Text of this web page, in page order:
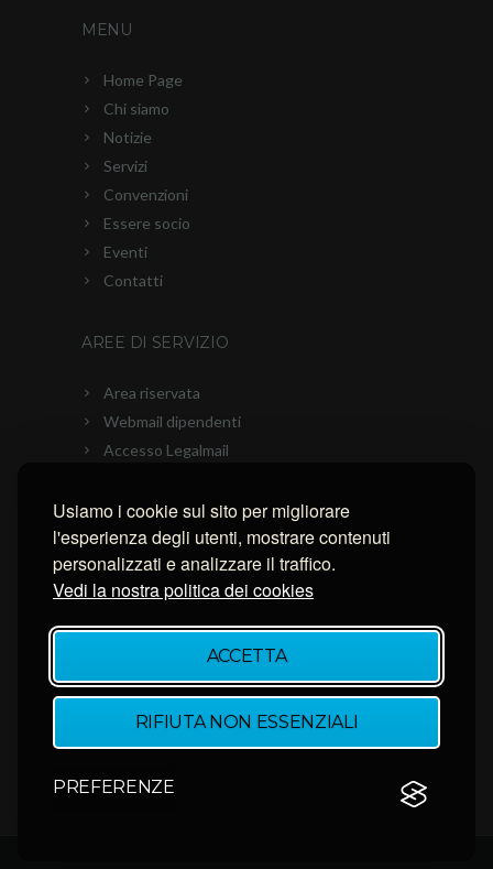
Usiamo i cookie sul sito per migliorare
l'esperienza degli utenti, mostrare contenuti
personalizzati e analizzare il traffico.
Vedi la nostra politica dei cookies
ACCETTA
RIFIUTA NON ESSENZIALI
PREFERENZE
MENU
Home Page
Chi siamo
Notizie
Servizi
Convenzioni
Essere socio
Eventi
Contatti
AREE DI SERVIZIO
Area riservata
Webmail dipendenti
Accesso Legalmail
Connessione con AnyDesk
Connessione con Ammyy Admin
Connessione con TeamViewer
NEWSLETTER
Inserisci la tua email per restare aggiornato.